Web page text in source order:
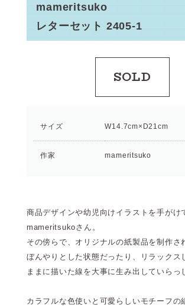
mameritsuko
レターセット 2405-1
SOLD
サイズ W14.7cm×D21cm
作家 mameritsuko
商品デザインや幼児向けイラストを手がけ
mameritsukoさん。
その傍らで、オリジナルの紙製品を制作さ
ぼんやりとした状態だったり、リラックス
ままに描いた線を大事に生み出していらっ
カラフルな色使いと可愛らしいモチーフの